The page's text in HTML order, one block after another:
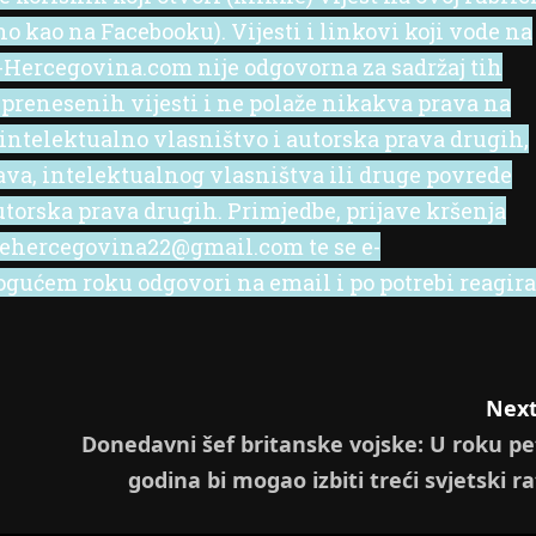
kao na Facebooku). Vijesti i linkovi koji vode na
nije odgovorna za sadržaj tih
vijesti i ne polaže nikakva prava na
vlasništvo i autorska prava drugih,
intelektualnog vlasništva ili druge povrede
prava drugih. Primjedbe, prijave kršenja
te se e-
roku odgovori na email i po potrebi
Donedavni šef britanske vojske: U roku
godina bi mogao izbiti treći svjetski